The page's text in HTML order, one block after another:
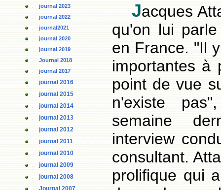
journal 2023
journal 2022
journal2021
journal 2020
journal 2019
Journal 2018
journal 2017
journal 2016
journal 2015
journal 2014
journal 2013
journal 2012
journal 2011
journal 2010
journal 2009
journal 2008
Journal 2007
Jacques
qu'on lui
en France. "Il
importantes à
point de vue
n'existe
semaine
interview
consultant.
prolifique qui